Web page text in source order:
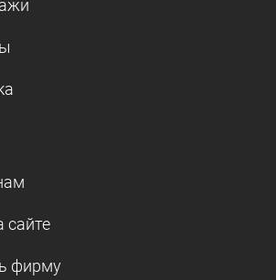
сайте
фирму